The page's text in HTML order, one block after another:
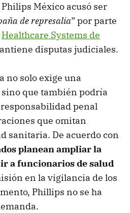
Philips México acusó ser
de represalia” por parte
Healthcare Systems de
disputas judiciales.
no solo exige una
que también podría
penal
que omitan
sanitaria. De acuerdo con
planean ampliar la
a funcionarios de salud
en la vigilancia de los
Phillips no se ha